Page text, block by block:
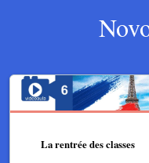
La rentrée des classes